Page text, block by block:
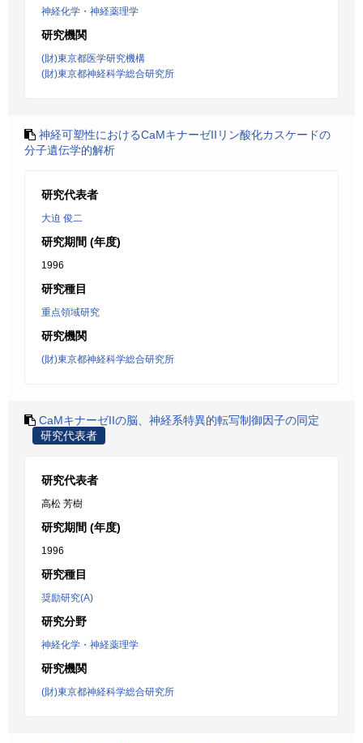
神経化学・神経薬理学
研究機関
(財)東京都医学研究機構
(財)東京都神経科学総合研究所
神経可塑性におけるCaMキナーゼIIリン酸化カスケードの
分子遺伝学的解析
研究代表者
大迫 俊二
研究期間 (年度)
1996
研究種目
重点領域研究
研究機関
(財)東京都神経科学総合研究所
CaMキナーゼIIの脳、神経系特異的転写制御因子の同定
研究代表者
研究代表者
高松 芳樹
研究期間 (年度)
1996
研究種目
奨励研究(A)
研究分野
神経化学・神経薬理学
研究機関
(財)東京都神経科学総合研究所